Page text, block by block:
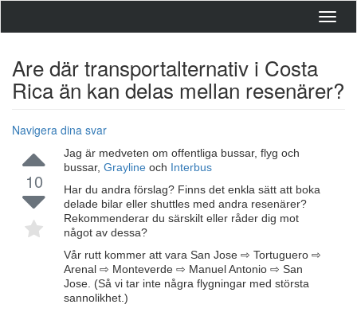
Are där transportalternativ i Costa
Rica än kan delas mellan resenärer?
Navigera dina svar
10
Jag är medveten om offentliga bussar, flyg och
bussar, Grayline och Interbus
Har du andra förslag? Finns det enkla sätt att boka
delade bilar eller shuttles med andra resenärer?
Rekommenderar du särskilt eller råder dig mot
något av dessa?
Vår rutt kommer att vara San Jose ⇨ Tortuguero ⇨
Arenal ⇨ Monteverde ⇨ Manuel Antonio ⇨ San
Jose. (Så vi tar inte några flygningar med största
sannolikhet.)